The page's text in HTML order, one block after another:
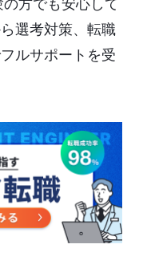
方でも安心して
選考対策、転職
ルサポートを受